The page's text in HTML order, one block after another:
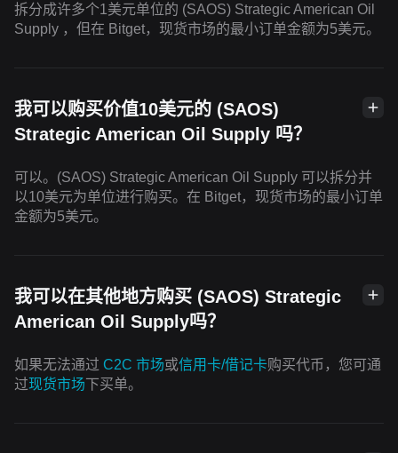
拆分成许多个1美元单位的 (SAOS) Strategic American Oil
Supply ，但在 Bitget，现货市场的最小订单金额为5美元。
我可以购买价值10美元的 (SAOS)
Strategic American Oil Supply 吗？
可以。(SAOS) Strategic American Oil Supply 可以拆分并
以10美元为单位进行购买。在 Bitget，现货市场的最小订单
金额为5美元。
我可以在其他地方购买 (SAOS) Strategic
American Oil Supply吗？
如果无法通过 C2C 市场或信用卡/借记卡购买代币，您可通
过现货市场下买单。